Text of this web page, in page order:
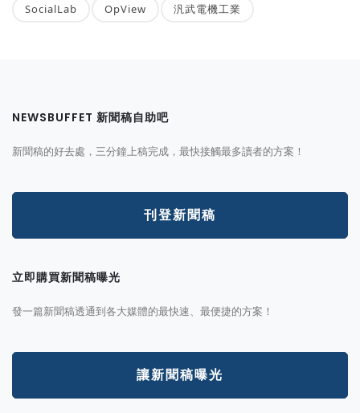
SocialLab OpView 汎武電機工業
NEWSBUFFET 新聞稿自助吧
新聞稿的好去處，三分鐘上稿完成，最快接觸最多讀者的方案！
刊登新聞稿
立即購買新聞稿曝光
發一篇新聞稿透通到各大媒體的最快速、最便捷的方案！
讓新聞稿曝光